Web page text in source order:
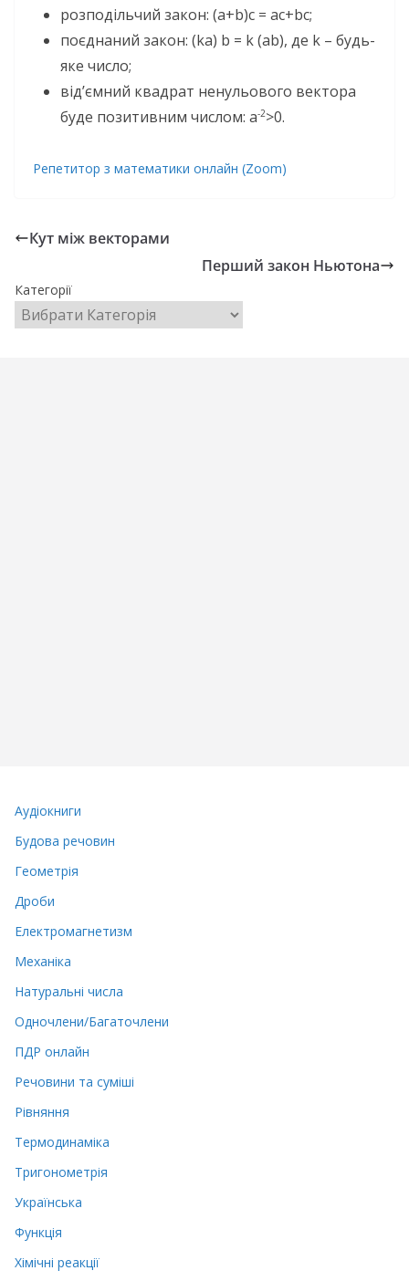
розподільчий закон: (a+b)c = ac+bc;
поєднаний закон: (ka) b = k (ab), де k – будь-
яке число;
від’ємний квадрат ненульового вектора
буде позитивним числом: а-2>0.
Репетитор з математики онлайн (Zoom)
Кут між векторами
Перший закон Ньютона
Категорії
Аудіокниги
Будова речовин
Геометрія
Дроби
Електромагнетизм
Механіка
Натуральні числа
Одночлени/Багаточлени
ПДР онлайн
Речовини та суміші
Рівняння
Термодинаміка
Тригонометрія
Українська
Функція
Хімічні реакції